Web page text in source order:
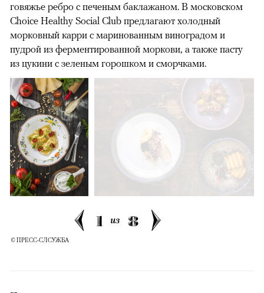
говяжье ребро с печеным баклажаном. В московском
Choice Healthy Social Club предлагают холодный
морковный карри с маринованным виноградом и
пудрой из ферментированной моркови, а также пасту
из цукини с зеленым горошком и сморчками.
1 из 8
© ПРЕСС-СЛСУЖБА